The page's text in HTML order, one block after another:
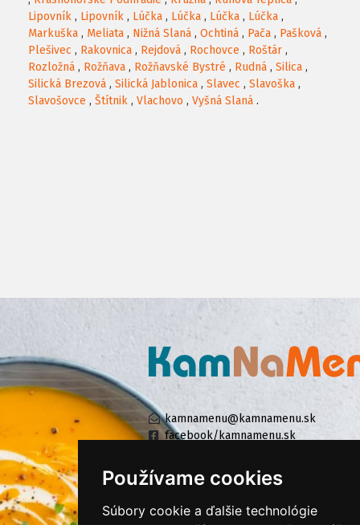
Používame cookies
Súbory cookie a ďalšie technológie
Lipovník , Lipovník , Lúčka , Lúčka , Lúčka , Lúčka ,
Markuška , Meliata , Nižná Slaná , Ochtiná , Pača , Pašková ,
Plešivec , Rakovnica , Rejdová , Rochovce , Roštár ,
Rozložná , Rožňava , Rožňavské Bystré , Rudná , Silica ,
Silická Brezová , Silická Jablonica , Slavec , Slavoška ,
Slavošovce , Štítnik , Vlachovo , Vyšná Slaná .
kamnamenu@kamnamenu.sk
facebook/kamnamenu.sk
KONTAKTUJTE NÁS